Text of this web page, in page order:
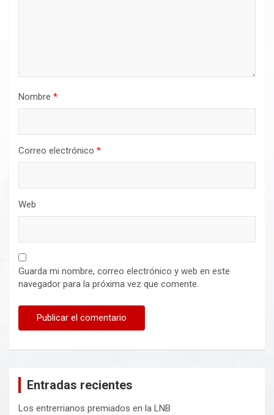
Nombre *
Correo electrónico *
Web
Guarda mi nombre, correo electrónico y web en este
navegador para la próxima vez que comente.
Entradas recientes
Los entrerrianos premiados en la LNB